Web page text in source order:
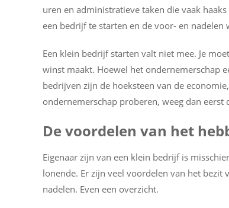
uren en administratieve taken die vaak
een bedrijf te starten en de voor- en nadelen
Een klein bedrijf starten valt niet mee. Je
winst maakt. Hoewel het ondernemerschap
bedrijven zijn de hoeksteen van de
ondernemerschap proberen, weeg dan eerst
De voordelen van het
Eigenaar zijn van een klein bedrijf is
lonende. Er zijn veel voordelen van het bezit
nadelen. Even een overzicht.